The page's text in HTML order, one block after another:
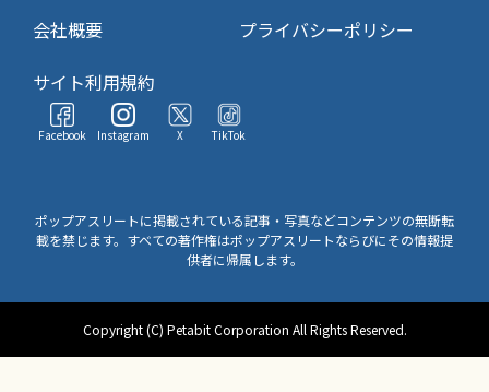
会社概要
プライバシーポリシー
サイト利用規約
Facebook Instagram X TikTok
ポップアスリートに掲載されている記事・写真などコンテンツの無断転
載を禁じます。すべての著作権はポップアスリートならびにその情報提
供者に帰属します。
Copyright (C) Petabit Corporation All Rights Reserved.